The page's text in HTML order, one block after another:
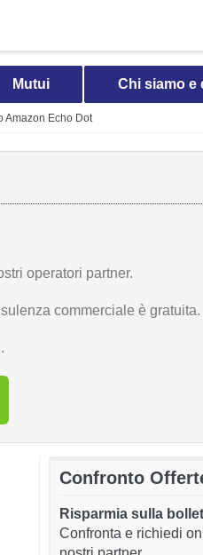
Mutui Chi siamo e
Amazon Echo Dot
operatori partner.
commerciale è gratuita.
Confronto
Risparmia sulla
Confronta e richiedi